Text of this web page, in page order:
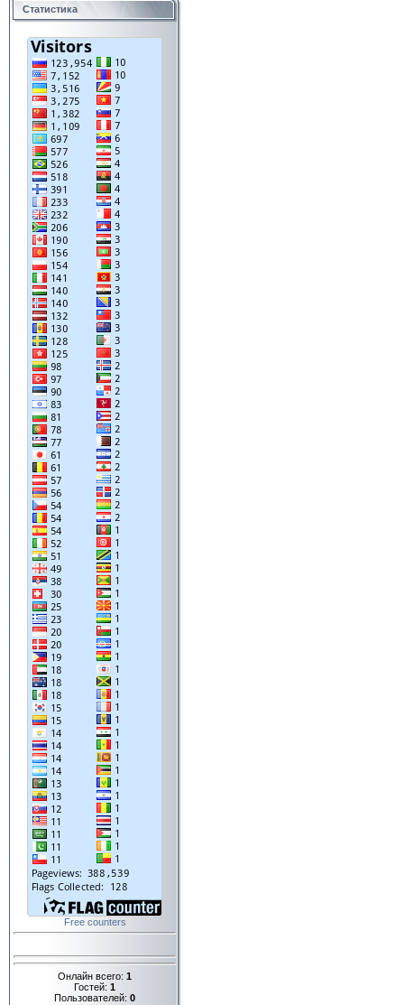
Статистика
Free counters
Онлайн всего: 1
Гостей: 1
Пользователей: 0